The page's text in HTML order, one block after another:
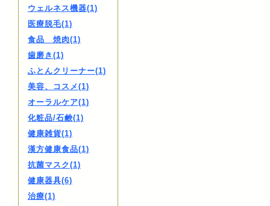
ウェルネス機器(1)
医療脱毛(1)
食品 焼肉(1)
歯磨き(1)
ふとんクリーナー(1)
美容、コスメ(1)
オーラルケア(1)
化粧品/石鹸(1)
健康雑貨(1)
漢方健康食品(1)
抗菌マスク(1)
健康器具(6)
治療(1)